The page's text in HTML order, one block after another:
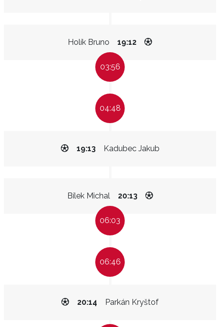
Holík Bruno 19:12
03:56
04:48
Kadubec Jakub
19:13
Bílek Michal 20:13
06:03
06:46
Parkán Kryštof
20:14